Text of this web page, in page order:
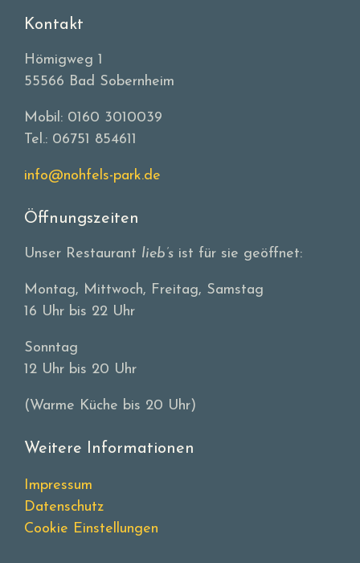
Kontakt
Hömigweg 1
55566 Bad Sobernheim
Mobil: 0160 3010039
Tel.: 06751 854611
info@nohfels-park.de
Öffnungszeiten
Unser Restaurant lieb’sist für sie geöffnet:
Montag, Mittwoch, Freitag, Samstag
16 Uhr bis 22 Uhr
Sonntag
12 Uhr bis 20 Uhr
(Warme Küche bis 20 Uhr)
Weitere Informationen
Impressum
Datenschutz
Cookie Einstellungen